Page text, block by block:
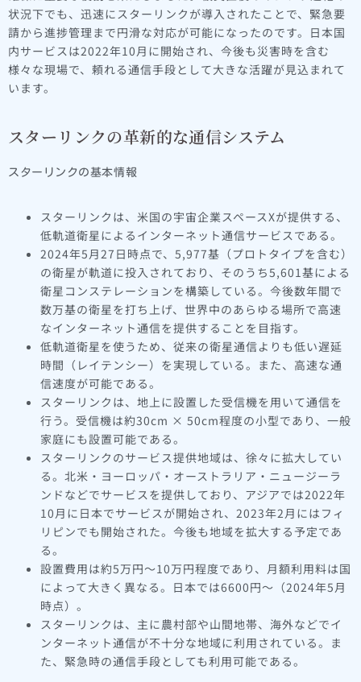
状況下でも、迅速にスターリンクが導入されたことで、緊急要
請から進捗管理まで円滑な対応が可能になったのです。日本国
内サービスは2022年10月に開始され、今後も災害時を含む
様々な現場で、頼れる通信手段として大きな活躍が見込まれて
います。
スターリンクの革新的な通信システム
スターリンクの基本情報
スターリンクは、米国の宇宙企業スペースXが提供する、
低軌道衛星によるインターネット通信サービスである。
2024年5月27日時点で、5,977基（プロトタイプを含む）
の衛星が軌道に投入されており、そのうち5,601基による
衛星コンステレーションを構築している。今後数年間で
数万基の衛星を打ち上げ、世界中のあらゆる場所で高速
なインターネット通信を提供することを目指す。
低軌道衛星を使うため、従来の衛星通信よりも低い遅延
時間（レイテンシー）を実現している。また、高速な通
信速度が可能である。
スターリンクは、地上に設置した受信機を用いて通信を
行う。受信機は約30cm × 50cm程度の小型であり、一般
家庭にも設置可能である。
スターリンクのサービス提供地域は、徐々に拡大してい
る。北米・ヨーロッパ・オーストラリア・ニュージーラ
ンドなどでサービスを提供しており、アジアでは2022年
10月に日本でサービスが開始され、2023年2月にはフィ
リピンでも開始された。今後も地域を拡大する予定であ
る。
設置費用は約5万円～10万円程度であり、月額利用料は国
によって大きく異なる。日本では6600円～（2024年5月
時点）。
スターリンクは、主に農村部や山間地帯、海外などでイ
ンターネット通信が不十分な地域に利用されている。ま
た、緊急時の通信手段としても利用可能である。